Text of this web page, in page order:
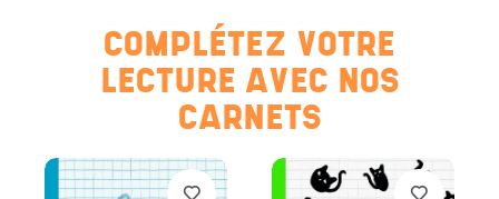
COMPLÉTEZ VOTRE
LECTURE AVEC NOS
CARNETS